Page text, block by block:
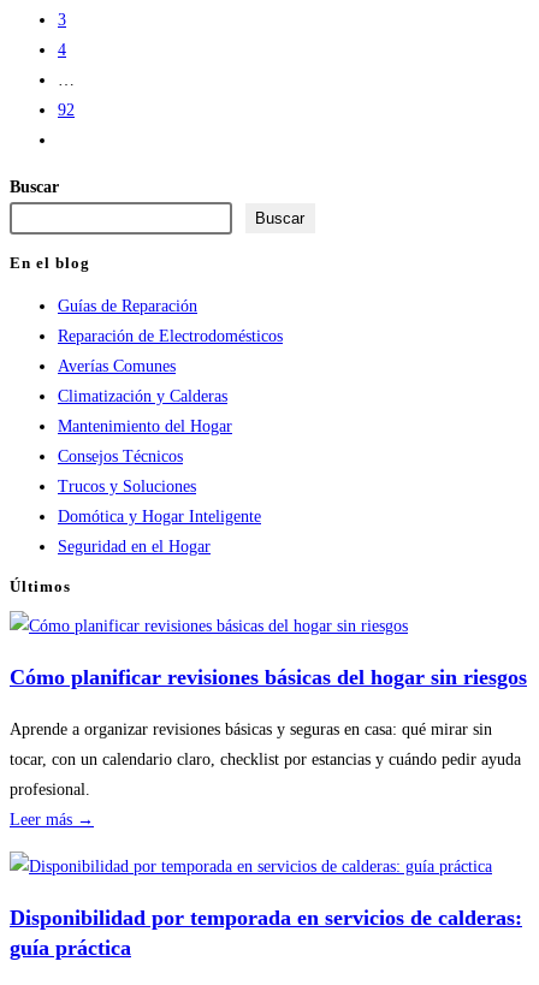
3
4
92
la
página
siguiente
Buscar
Buscar
En el blog
Guías de Reparación
Reparación de Electrodomésticos
Averías Comunes
Climatización y Calderas
Mantenimiento del Hogar
Consejos Técnicos
Trucos y Soluciones
Domótica y Hogar Inteligente
Seguridad en el Hogar
Últimos
Cómo planificar revisiones básicas del hogar sin riesgos
Aprende a organizar revisiones básicas y seguras en casa: qué mirar sin
tocar, con un calendario claro, checklist por estancias y cuándo pedir ayuda
profesional.
Leer más →
planificar
revisiones
básicas
Disponibilidad por temporada en servicios de calderas:
guía práctica